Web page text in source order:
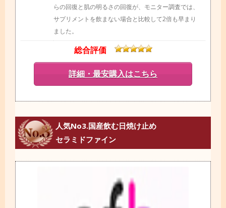
らの回復と肌の明るさの回復が、モニター調査では、
サプリメントを飲まない場合と比較して2倍も早まり
ました。
総合評価
詳細・最安購入はこちら
人気No3.国産飲む日焼け止め
セラミドファイン